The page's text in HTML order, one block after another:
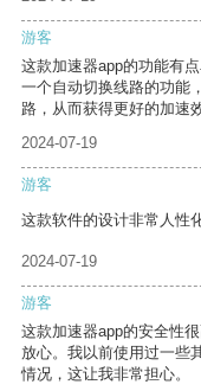
游客
这款加速器app的功能有
一个自动切换线路的功能
路，从而获得更好的加速
2024-07-19
游客
这款软件的设计非常人性
2024-07-19
游客
这款加速器app的安全性
放心。我以前使用过一些
情况，这让我非常担心。